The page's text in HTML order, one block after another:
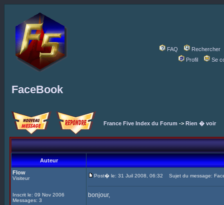
FAQ
Rechercher
Profil
Se
FaceBook
France Five Index du Forum -> Rien � voir
Auteur
Flow
Visiteur
Inscrit le: 09 Nov 2006
Messages: 3
Post� le: 31 Juil 2008, 06:32 Sujet du message:
bonjour,